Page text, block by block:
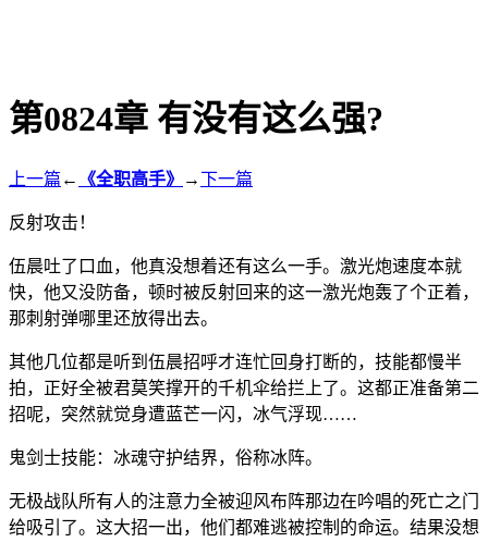
第0824章 有没有这么强?
上一篇 ← 《全职高手》 →下一篇
反射攻击！
伍晨吐了口血，他真没想着还有这么一手。激光炮速度本就
快，他又没防备，顿时被反射回来的这一激光炮轰了个正着，
那刺射弹哪里还放得出去。
其他几位都是听到伍晨招呼才连忙回身打断的，技能都慢半
拍，正好全被君莫笑撑开的千机伞给拦上了。这都正准备第二
招呢，突然就觉身遭蓝芒一闪，冰气浮现……
鬼剑士技能：冰魂守护结界，俗称冰阵。
无极战队所有人的注意力全被迎风布阵那边在吟唱的死亡之门
给吸引了。这大招一出，他们都难逃被控制的命运。结果没想